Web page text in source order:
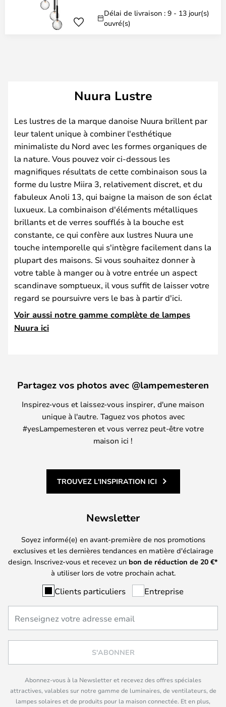
Délai de livraison : 9 - 13 jour(s)
ouvré(s)
Nuura Lustre
Les lustres de la marque danoise Nuura brillent par
leur talent unique à combiner l'esthétique
minimaliste du Nord avec les formes organiques de
la nature. Vous pouvez voir ci-dessous les
magnifiques résultats de cette combinaison sous la
forme du lustre Miira 3, relativement discret, et du
fabuleux Anoli 13, qui baigne la maison de son éclat
luxueux. La combinaison d'éléments métalliques
brillants et de verres soufflés à la bouche est
constante, ce qui confère aux lustres Nuura une
touche intemporelle qui s'intègre facilement dans la
plupart des maisons. Si vous souhaitez donner à
votre table à manger ou à votre entrée un aspect
scandinave somptueux, il vous suffit de laisser votre
regard se poursuivre vers le bas à partir d'ici.
Voir aussi notre gamme complète de lampes
Nuura ici
Partagez vos photos avec @lampemesteren
Inspirez-vous et laissez-vous inspirer, d'une maison
unique à l'autre. Taguez vos photos avec
#yesLampemesteren et vous verrez peut-être votre
maison ici !
TROUVEZ L'INSPIRATION ICI
Newsletter
Soyez informé(e) en avant-première de nos promotions
exclusives et les dernières tendances en matière d'éclairage
design. Inscrivez-vous et recevez un bon de réduction de 20 €*
à utiliser lors de votre prochain achat.
Clients particuliers Entreprise
S'ABONNER
Abonnez-vous à la Newsletter et recevez des offres spéciales
attractives, valables sur notre gamme de luminaires, de ventilateurs, de
lampes solaires et de produits pour la maison connectée. Et en plus,